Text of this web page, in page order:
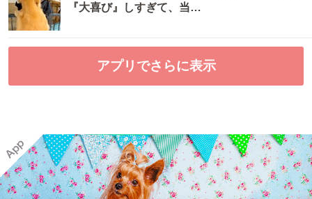
『大喜び』しすぎて、当…
アプリでさらに表示